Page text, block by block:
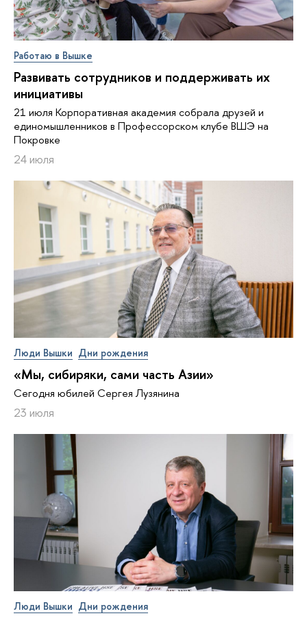
Работаю в Вышке
Развивать сотрудников и поддерживать их
инициативы
21 июля Корпоративная академия собрала друзей и
единомышленников в Профессорском клубе ВШЭ на
Покровке
24 июля
Люди Вышки Дни рождения
«Мы, сибиряки, сами часть Азии»
Сегодня юбилей Сергея Лузянина
23 июля
Люди Вышки Дни рождения